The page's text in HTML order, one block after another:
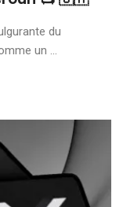
du
un ...